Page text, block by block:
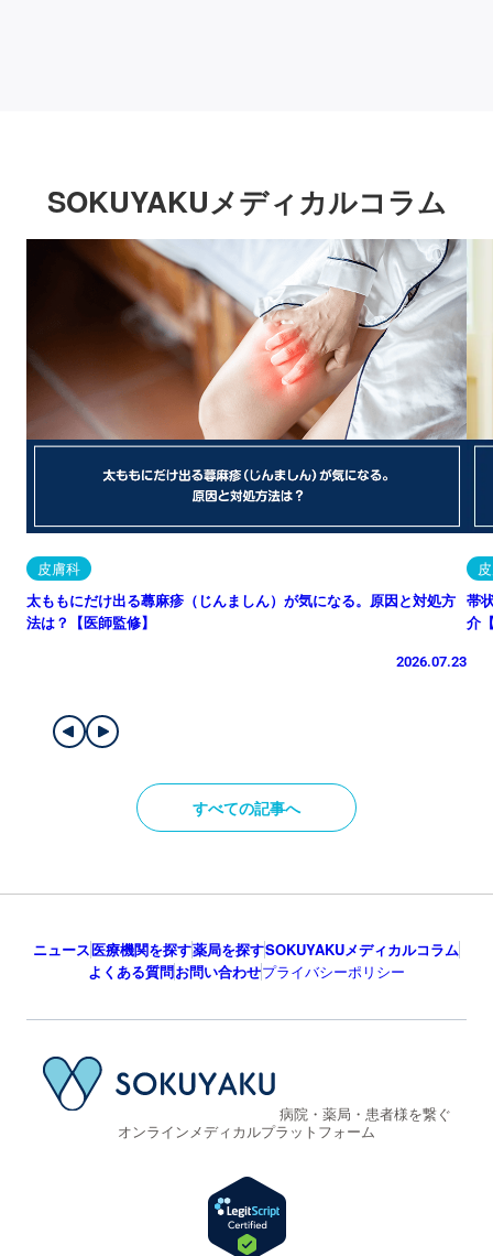
SOKUYAKUメディカルコラム
皮膚科
太ももにだけ出る蕁麻疹（じんましん）が気になる。原因と対処方
法は？【医師監修】
2026.07.23
帯
介
すべての記事へ
ニュース医療機関を探す薬局を探すSOKUYAKUメディカルコラム
よくある質問お問い合わせプライバシーポリシー
病院・薬局・患者様を繋ぐ
オンラインメディカルプラットフォーム